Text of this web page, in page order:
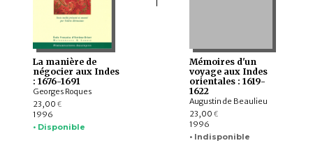
La manière de
négocier aux Indes
: 1676-1691
Georges Roques
23,00 €
1996
• Disponible
Mémoires d'un
voyage aux Indes
orientales : 1619-
1622
Augustin de Beaulieu
23,00 €
1996
• Indisponible